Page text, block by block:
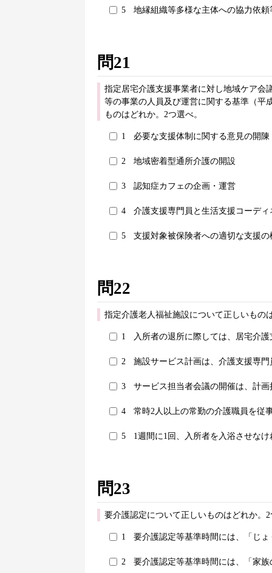
5 地縁組織等多様な主体への協力依
問21
指定居宅介護支援事業者に対し地域ケア会
等の事業の人員及び運営に関する基準（平
ものはどれか。2つ選べ。
1 必要な支援体制に関する意見の開陳
2 地域密着型通所介護の開設
3 認知症カフェの企画・運営
4 介護支援専門員と生活支援コーデ
5 支援対象被保険者への適切な支援
問22
指定介護老人福祉施設について正しいもの
1 入所者の退所に際しては、居宅介
2 施設サービス計画は、介護支援専
3 サービス担当者会議の開催は、計
4 常時2人以上の常勤の介護職員を従
5 1週間に1回、入所者を入浴させな
問23
要介護認定について正しいものはどれか。
1 要介護認定等基準時間には、「じ
2 要介護認定等基準時間には、「家